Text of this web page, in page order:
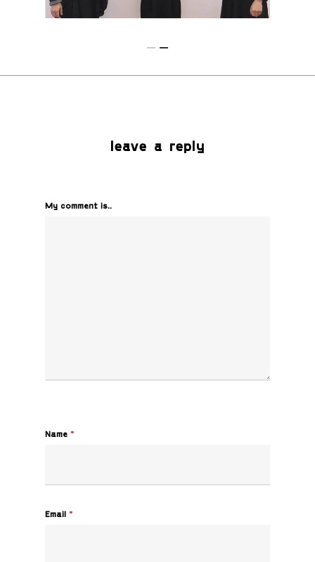
leave a reply
My comment is..
Name *
Email *